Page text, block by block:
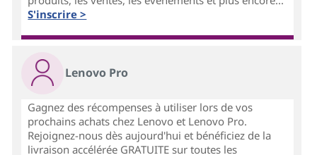
S'inscrire >
Lenovo Pro
Gagnez des récompenses à utiliser lors de vos
prochains achats chez Lenovo et Lenovo Pro.
Rejoignez-nous dès aujourd'hui et bénéficiez de la
livraison accélérée GRATUITE sur toutes les